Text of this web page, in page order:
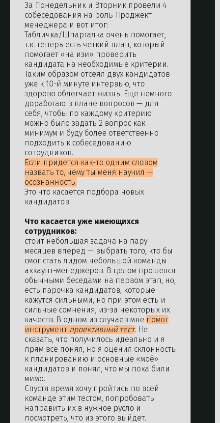
За Понедельник и Вторник провели 4
собеседования на роль Проджект
менеджера и вот итог:
Табличка/Шпаргалка очень помогает,
т.к. теперь есть четкий план, который
помогает «на изи» проверить
кандидата на необходимые критерии.
Таким образом отсеял двух кандидатов
уже к 10-й минуте интервью, что
здорово облегчает жизнь. Еще немного
доработаю в плане вопросов — для
себя, чтобы по каждому критерию
можно было задать 2 вопрос как
минимум и буду более ответственно
подходить к собеседованию
сотрудников.
Если придется как-то одним словом
назвать то, чему ты меня научил —
осознанность.
Это что касается подбора новых
кандидатов.
Что касается уже имеющихся
сотрудников:
стоит небольшая задача на пару
месяцев вперед — выбрать того, кто бы
смог стать лидом небольшой команды
аккаунт-менеджеров. В целом прошелся
обычными беседами на первом этап, но,
есть парочка кандидатов, которые
кажутся сильными, но при этом есть и
сильные сомнения, из-за некоторых их
качеств. В одном из случаев мне помог
инструмент проективный тест. Не
сказать, что получилось идеально и я
прям все понял, но я оценил склонность
к планированию и основные «моё»
кандидатов и понял, что мы пока били
мимо.
Спустя время хочу пройтись по всей
команде этим тестом, попробовать
направить их в нужное русло и
посмотреть, что из этого выйдет.